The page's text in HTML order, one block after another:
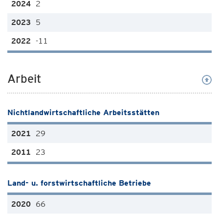
2
5
-11
Arbeit
Nichtlandwirtschaftliche Arbeitsstätten
29
23
Land- u. forstwirtschaftliche Betriebe
66